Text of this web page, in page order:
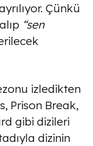
Çünkü
“sen
izledikten
Prison Break,
gibi dizileri
dizinin